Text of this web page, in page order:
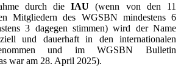
durch die
IAU
(wenn von den 11
Mitgliedern des WGSBN mindestens 6
3 dagegen stimmen)wird der Name
und dauerhaft in den internationalen
und im WGSBN Bulletin
war am 28. April 2025).